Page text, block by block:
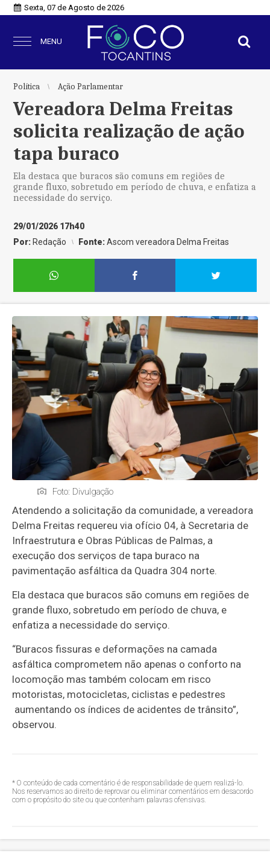
Sexta, 07 de Agosto de 2026
MENU
Política Ação Parlamentar
Vereadora Delma Freitas
solicita realização de ação
tapa buraco
Ela destaca que buracos são comuns em regiões de
grande fluxo, sobretudo em período de chuva, e enfatiza a
necessidade do serviço.
29/01/2026 17h40
Por: Redação Fonte:Ascom vereadora Delma Freitas
Foto: Divulgação
Atendendo a solicitação da comunidade, a vereadora
Delma Freitas requereu via ofício 04, à Secretaria de
Infraestrutura e Obras Públicas de Palmas, a
execução dos serviços de tapa buraco na
pavimentação asfáltica da Quadra 304 norte.
Ela destaca que buracos são comuns em regiões de
grande fluxo, sobretudo em período de chuva, e
enfatiza a necessidade do serviço.
“Buracos fissuras e deformações na camada
asfáltica comprometem não apenas o conforto na
locomoção mas também colocam em risco
motoristas, motocicletas, ciclistas e pedestres
aumentando os índices de acidentes de trânsito”,
observou.
* O conteúdo de cada comentário é de responsabilidade de quem realizá-lo.
Nos reservamos ao direito de reprovar ou eliminar comentários em desacordo
com o propósito do site ou que contenham palavras ofensivas.